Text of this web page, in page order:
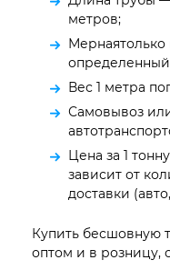
метров;
Мернаятолько
определенный
Вес 1 метра
Самовывоз
Цена за 1
зависит от
доставки
Купить бесшовную
оптом и в розницу,